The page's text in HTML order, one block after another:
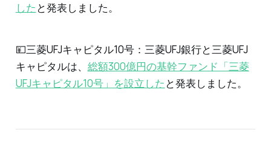
した と発表しました。
💴三菱UFJキャピタル10号：三菱UFJ銀行と三菱UFJ
キャピタルは、 総額300億円の基幹ファンド「三菱
UFJキャピタル10号」を設立した と発表しました。